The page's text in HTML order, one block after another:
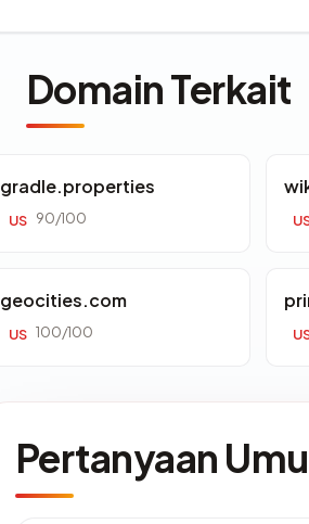
Domain Terkait
gradle.properties
US 90/100
geocities.com
US 100/100
Pertanyaan